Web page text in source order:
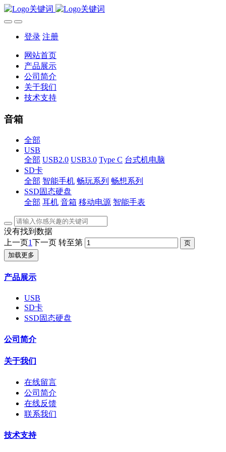
登录 注册
网站首页
产品展示
公司简介
关于我们
技术支持
音箱
全部
USB
全部 USB2.0 USB3.0 Type C 台式机电脑
SD卡
全部 智能手机 畅玩系列 畅想系列
SSD固态硬盘
全部 耳机 音箱 移动电源 智能手表
没有找到数据
上一页1下一页 转至第
加载更多
产品展示
USB
SD卡
SSD固态硬盘
公司简介
关于我们
在线留言
公司简介
在线反馈
联系我们
技术支持